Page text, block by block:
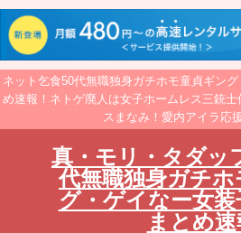
ネット乞食50代無職独身ガチホモ童貞ギン
め速報！ネトゲ廃人は女子ホームレス三銃
スまなみ！愛内アイラ応
真・モリ・タダッ
代無職独身ガチホ
グ・ゲイなー女
まとめ速